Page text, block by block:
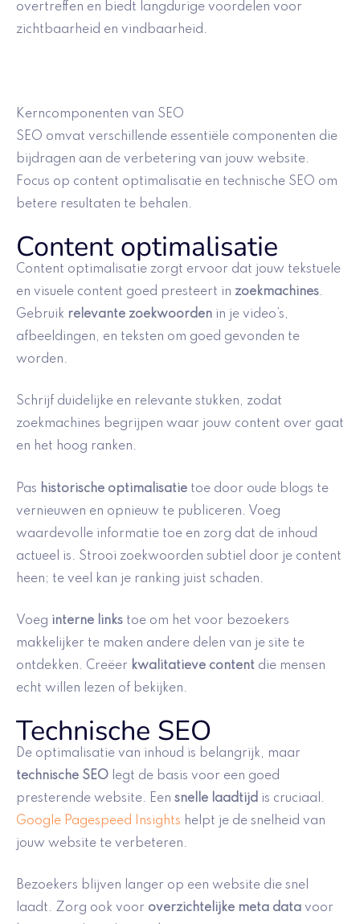
overtreffen en biedt langdurige voordelen voor
zichtbaarheid en vindbaarheid.
Kerncomponenten van SEO
SEO omvat verschillende essentiële componenten die
bijdragen aan de verbetering van jouw website.
Focus op content optimalisatie en technische SEO om
betere resultaten te behalen.
Content optimalisatie
Content optimalisatie zorgt ervoor dat jouw tekstuele
en visuele content goed presteert in zoekmachines.
Gebruik relevante zoekwoorden in je video’s,
afbeeldingen, en teksten om goed gevonden te
worden.
Schrijf duidelijke en relevante stukken, zodat
zoekmachines begrijpen waar jouw content over gaat
en het hoog ranken.
Pas historische optimalisatie toe door oude blogs te
vernieuwen en opnieuw te publiceren. Voeg
waardevolle informatie toe en zorg dat de inhoud
actueel is. Strooi zoekwoorden subtiel door je content
heen; te veel kan je ranking juist schaden.
Voeg interne links toe om het voor bezoekers
makkelijker te maken andere delen van je site te
ontdekken. Creëer kwalitatieve content die mensen
echt willen lezen of bekijken.
Technische SEO
De optimalisatie van inhoud is belangrijk, maar
technische SEO legt de basis voor een goed
presterende website. Een snelle laadtijd is cruciaal.
Google Pagespeed Insights helpt je de snelheid van
jouw website te verbeteren.
Bezoekers blijven langer op een website die snel
laadt. Zorg ook voor overzichtelijke meta data voor